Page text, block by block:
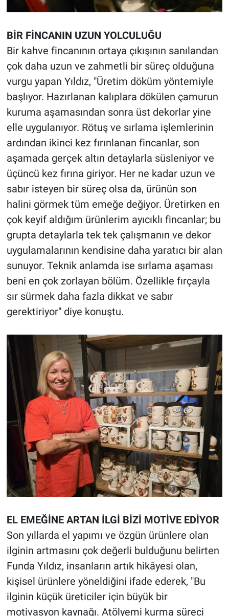
BİR FİNCANIN UZUN YOLCULUĞU
Bir kahve fincanının ortaya çıkışının sanılandan
çok daha uzun ve zahmetli bir süreç olduğuna
vurgu yapan Yıldız, "Üretim döküm yöntemiyle
başlıyor. Hazırlanan kalıplara dökülen çamurun
kuruma aşamasından sonra üst dekorlar yine
elle uygulanıyor. Rötuş ve sırlama işlemlerinin
ardından ikinci kez fırınlanan fincanlar, son
aşamada gerçek altın detaylarla süsleniyor ve
üçüncü kez fırına giriyor. Her ne kadar uzun ve
sabır isteyen bir süreç olsa da, ürünün son
halini görmek tüm emeğe değiyor. Üretirken en
çok keyif aldığım ürünlerim ayıcıklı fincanlar; bu
grupta detaylarla tek tek çalışmanın ve dekor
uygulamalarının kendisine daha yaratıcı bir alan
sunuyor. Teknik anlamda ise sırlama aşaması
beni en çok zorlayan bölüm. Özellikle fırçayla
sır sürmek daha fazla dikkat ve sabır
gerektiriyor" diye konuştu.
EL EMEĞİNE ARTAN İLGİ BİZİ MOTİVE EDİYOR
Son yıllarda el yapımı ve özgün ürünlere olan
ilginin artmasını çok değerli bulduğunu belirten
Funda Yıldız, insanların artık hikâyesi olan,
kişisel ürünlere yöneldiğini ifade ederek, "Bu
ilginin küçük üreticiler için büyük bir
motivasyon kaynağı. Atölyemi kurma süreci